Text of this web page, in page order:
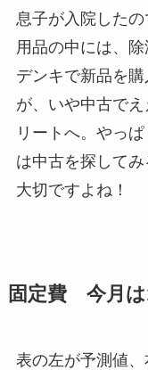
息子が入院した
用品の中には、
デンキで新品を
が、いや中古で
リートへ。やっ
は中古を探して
大切ですよね！
固定費 今月は
表の左が予測値